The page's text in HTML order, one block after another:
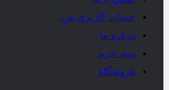
حساب کاربری من
درباره ما
سبد خرید
فروشگاه